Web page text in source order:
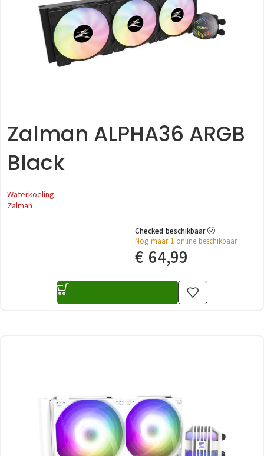
Zalman ALPHA36 ARGB
Black
Waterkoeling
Zalman
Checked beschikbaar
Nog maar 1 online beschikbaar
€ 64,99